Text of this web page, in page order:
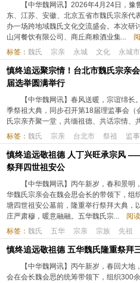
【中华魏网讯】2026年4月24日，
东、江苏、安徽、北京五省市魏氏宗亲代
办一场跨地域魏氏文化交流盛会。本次研
山河餐饮有限公司、商丘商粮酒业集...
标签： 魏氏 宗亲 永城 文化 永城市
慎终追远聚宗情！台北市魏氏宗亲
届选举圆满举行
【中华魏网讯】春风送暖，宗谊绵
季祭祖大典，同步召开第18届理监事会
氏宗亲齐聚一堂，共缅祖德、共话宗情、
标签： 魏氏 宗亲 台北市 祭祖 监
慎终追远敬祖德 人丁兴旺承宗风
祭拜四世祖安公
【中华魏网讯】丙午新岁，春和景
华魏氏宗亲会在魏会思会长的带领下，组
塘四世祖安公墓前，隆重举行祭拜大典，
庄严肃穆，暖意融融。五华魏氏宗...
阅
标签： 魏氏 五华 宗亲 宗族 先祖
慎终追远敬祖德 五华魏氏隆重祭拜
【中华魏网讯】丙午新岁，春回大
会在会长魏会思的统筹带领下，组织300